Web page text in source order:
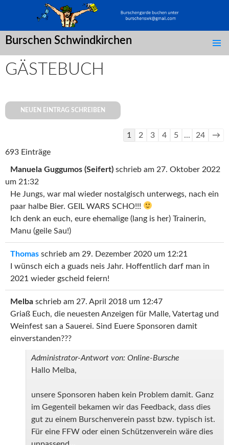
Burschen Schwindkirchen
ZUM
INHALT
GÄSTEBUCH
Navigation
1 2 3 4 5 ... 24 →
693 Einträge
Manuela Guggumos (Seifert) schrieb am 27. Oktober 2022
um 21:32
He Jungs, war mal wieder nostalgisch unterwegs, nach ein
paar halbe Bier. GEIL WARS SCHO!!!
Ich denk an euch, eure ehemalige (lang is her) Trainerin,
Manu (geile Sau!)
Thomas schrieb am 29. Dezember 2020 um 12:21
I wünsch eich a guads neis Jahr. Hoffentlich darf man in
2021 wieder gscheid feiern!
Melba schrieb am 27. April 2018 um 12:47
Griaß Euch, die neuesten Anzeigen für Malle, Vatertag und
Weinfest san a Sauerei. Sind Euere Sponsoren damit
einverstanden???
Administrator-Antwort von: Online-Bursche
Hallo Melba,
unsere Sponsoren haben kein Problem damit. Ganz
im Gegenteil bekamen wir das Feedback, dass dies
gut zu einem Burschenverein passt bzw. typisch ist.
Für eine FFW oder einen Schützenverein wäre dies